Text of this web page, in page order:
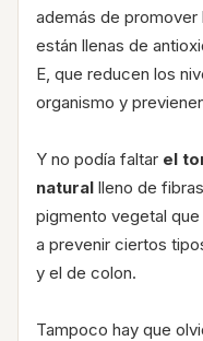
además de promover
están llenas de
E, que reducen los
organismo y
Y no podía faltar el
natural lleno de
pigmento vegetal
a prevenir ciertos
y el de colon.
Tampoco hay que